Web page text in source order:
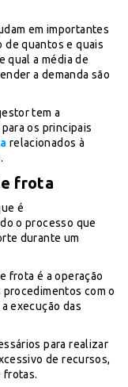
em importantes
de quantos e quais
qual a média de
a demanda são
tem a
os principais
relacionados à
frota
é
o processo que
durante um
frota é a operação
com o
execução das
para realizar
de recursos,
frotas.